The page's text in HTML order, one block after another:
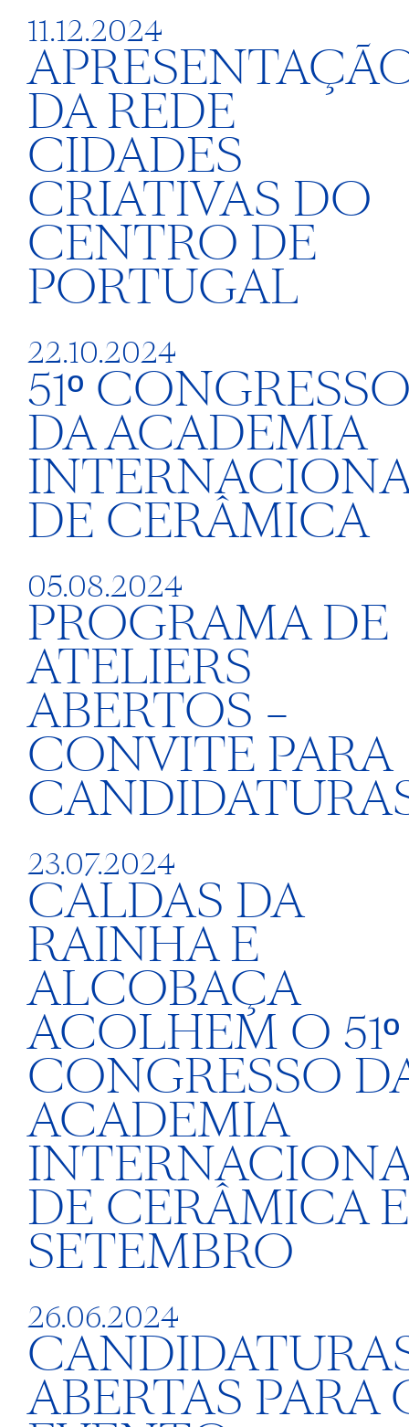
11.12.2024
DA REDE
CIDADES
CRIATIVAS DO
CENTRO DE
PORTUGAL
22.10.2024
51º
DA ACADEMIA
DE CERÂMICA
05.08.2024
PROGRAMA DE
ATELIERS
ABERTOS –
CONVITE PARA
23.07.2024
CALDAS DA
RAINHA E
ALCOBAÇA
ACOLHEM O 51º
CONGRESSO
ACADEMIA
DE CERÂMICA
SETEMBRO
26.06.2024
ABERTAS PARA